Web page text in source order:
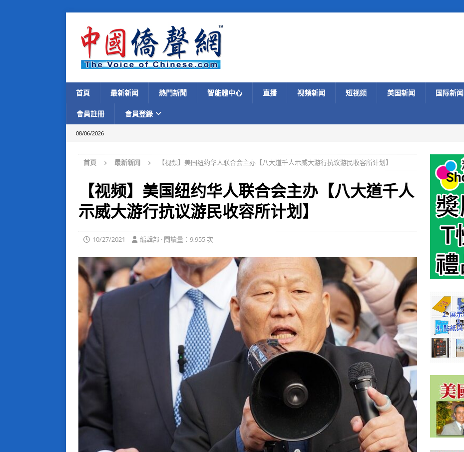
首頁 最新新闻 熱門新聞 智能體中心 直播 视频新闻 短视频 美国新闻 国际新闻
會員註冊 會員登錄
08/06/2026
首頁 最新新闻 【视频】美国纽约华人联合会主办【八大道千人示威大游行抗议游民收容所计划】
【视频】美国纽约华人联合会主办【八大道千人
示威大游行抗议游民收容所计划】
10/27/2021 編輯部 · 閱讀量：9,955 次